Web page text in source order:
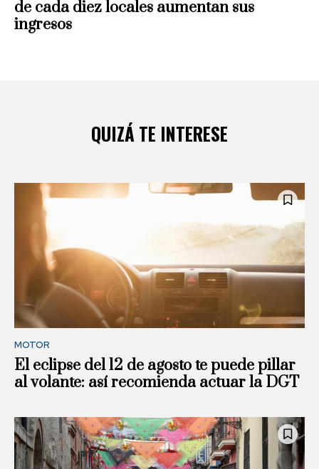
de cada diez locales aumentan sus
ingresos
QUIZÁ TE INTERESE
MOTOR
El eclipse del 12 de agosto te puede pillar
al volante: así recomienda actuar la DGT